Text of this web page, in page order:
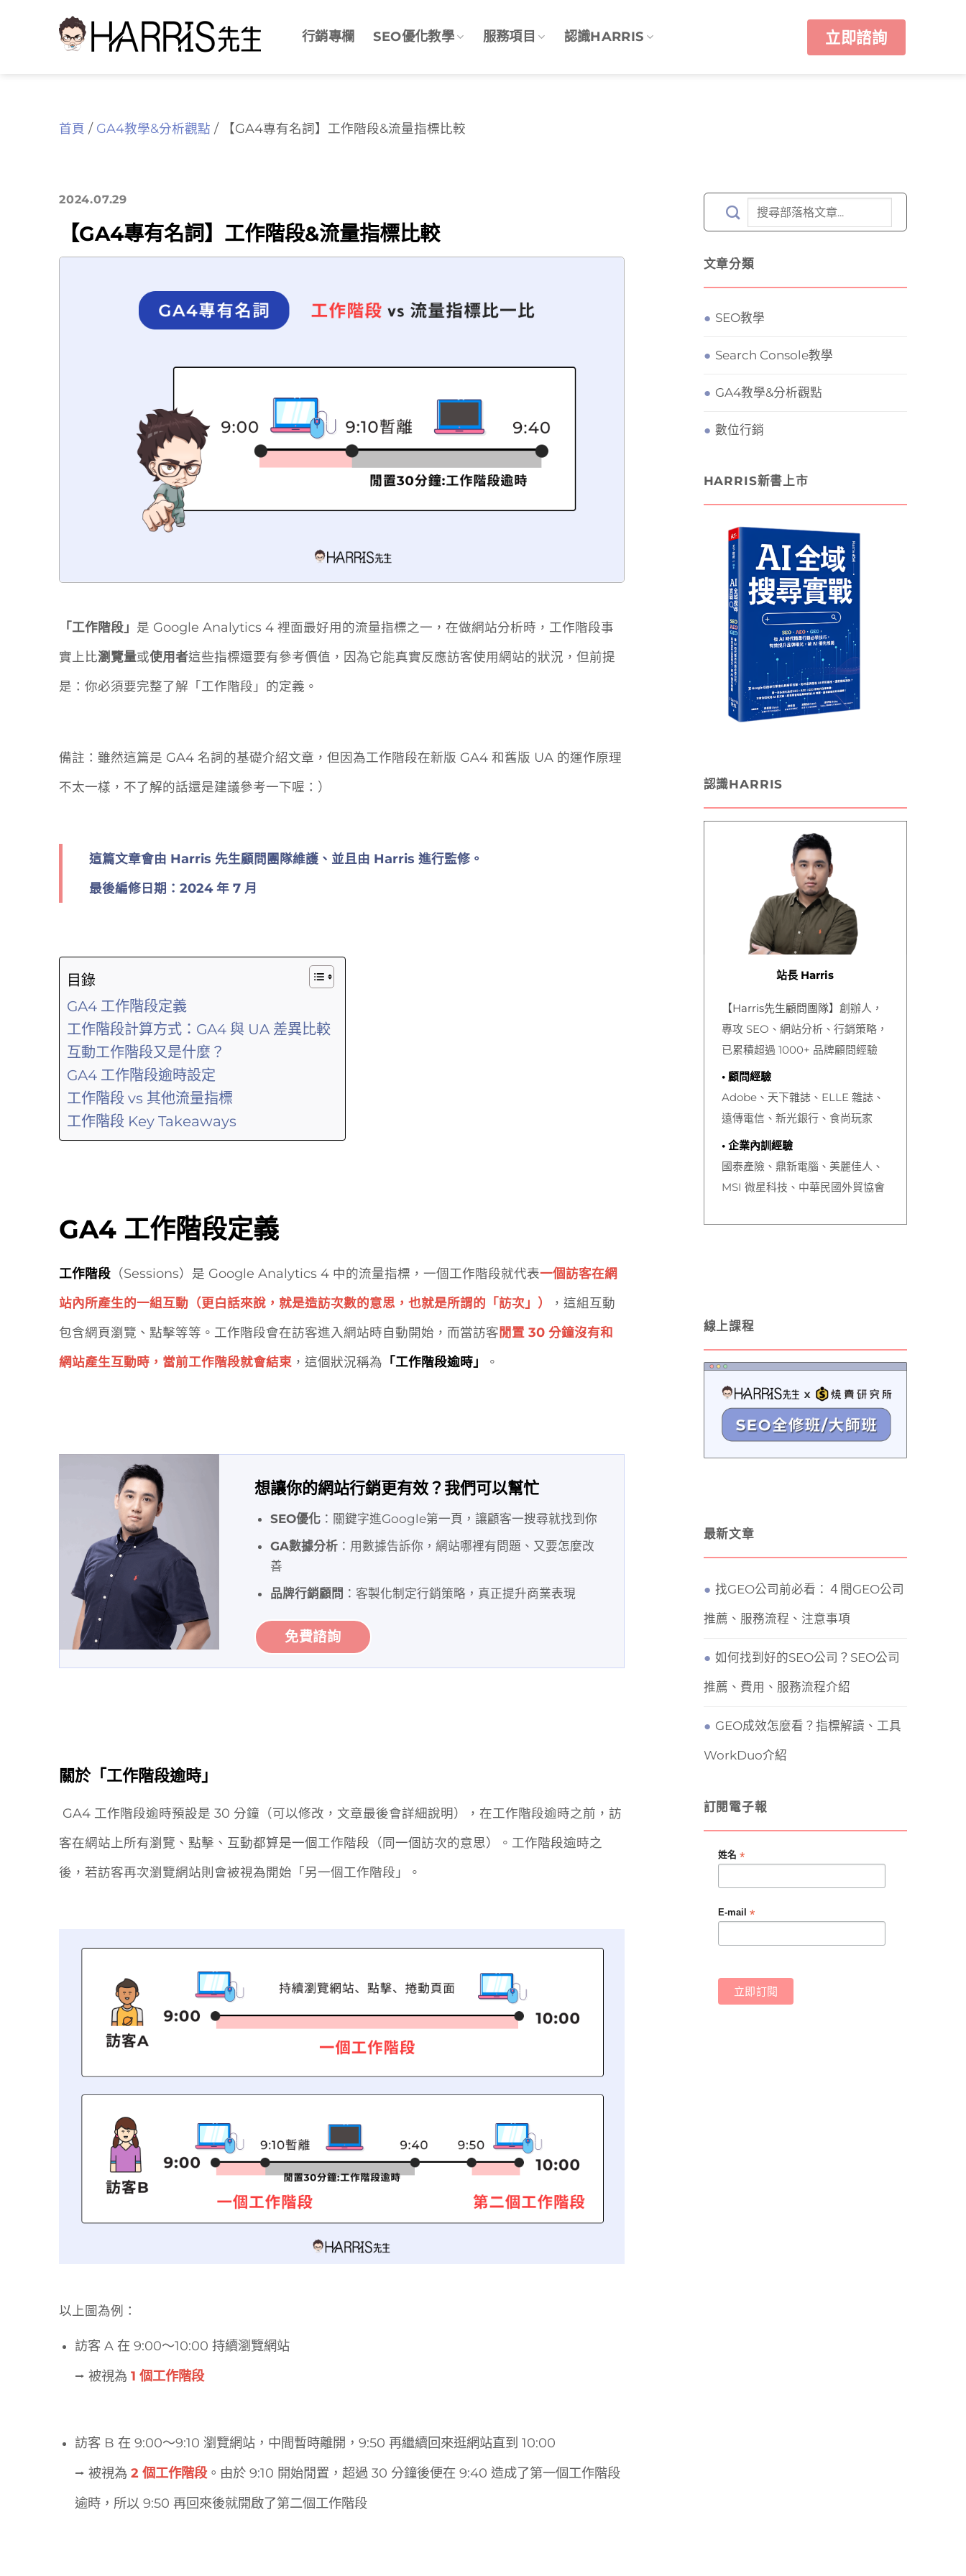
行銷專欄 SEO優化教學 服務項目 認識HARRIS 立即諮詢
首頁 / GA4教學&分析觀點 / 【GA4專有名詞】工作階段&流量指標比較
2024.07.29
【GA4專有名詞】工作階段&流量指標比較
「工作階段」 是 Google Analytics 4 裡面最好用的流量指標之一，在做網站分析時，工作階段事
實上比瀏覽量或使用者這些指標還要有參考價值，因為它能真實反應訪客使用網站的狀況，但前提
是：你必須要完整了解「工作階段」的定義。
備註：雖然這篇是 GA4 名詞的基礎介紹文章，但因為工作階段在新版 GA4 和舊版 UA 的運作原理
不太一樣，不了解的話還是建議參考一下喔：）
這篇文章會由 Harris 先生顧問團隊維護、並且由 Harris 進行監修。
最後編修日期：2024 年 7 月
目錄
GA4 工作階段定義
工作階段計算方式：GA4 與 UA 差異比較
互動工作階段又是什麼？
GA4 工作階段逾時設定
工作階段 vs 其他流量指標
工作階段 Key Takeaways
GA4 工作階段定義
工作階段 （Sessions）是 Google Analytics 4 中的流量指標，一個工作階段就代表一個訪客在網
站內所產生的一組互動（更白話來說，就是造訪次數的意思，也就是所謂的「訪次」）
，這組互動
包含網頁瀏覽、點擊等等。工作階段會在訪客進入網站時自動開始，而當訪客閒置 30 分鐘沒有和
網站產生互動時，當前工作階段就會結束 ，這個狀況稱為 「工作階段逾時」 。
想讓你的網站行銷更有效？我們可以幫忙
SEO優化：關鍵字進Google第一頁，讓顧客一搜尋就找到你
GA數據分析：用數據告訴你，網站哪裡有問題、又要怎麼改
善
品牌行銷顧問 ：客製化制定行銷策略，真正提升商業表現
免費諮詢
關於「工作階段逾時」
GA4 工作階段逾時預設是 30 分鐘（可以修改，文章最後會詳細說明），在工作階段逾時之前，訪
客在網站上所有瀏覽、點擊、互動都算是一個工作階段（同一個訪次的意思）。工作階段逾時之
後，若訪客再次瀏覽網站則會被視為開始「另一個工作階段」。
以上圖為例：
訪客 A 在 9:00～10:00 持續瀏覽網站
⭢ 被視為 1 個工作階段
訪客 B 在 9:00～9:10 瀏覽網站，中間暫時離開，9:50 再繼續回來逛網站直到 10:00
⭢ 被視為 2 個工作階段。由於 9:10 開始閒置，超過 30 分鐘後便在 9:40 造成了第一個工作階段
逾時，所以 9:50 再回來後就開啟了第二個工作階段
文章分類
SEO教學
Search Console教學
GA4教學&分析觀點
數位行銷
HARRIS新書上市
認識HARRIS
站長 Harris
【Harris先生顧問團隊】 創辦人，
專攻 SEO、網站分析、行銷策略，
已累積超過 1000+ 品牌顧問經驗
• 顧問經驗
Adobe、天下雜誌、ELLE 雜誌、
遠傳電信、新光銀行、食尚玩家
• 企業內訓經驗
國泰產險、鼎新電腦、美麗佳人、
MSI 微星科技 、中華民國外貿協會
線上課程
最新文章
找GEO公司前必看：４間GEO公司
推薦、服務流程、注意事項
如何找到好的SEO公司？SEO公司
推薦、費用、服務流程介紹
GEO成效怎麼看？指標解讀、工具
WorkDuo介紹
訂閱電子報
姓名 *
E-mail *